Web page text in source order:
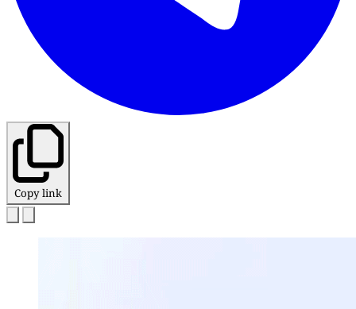
Copy link